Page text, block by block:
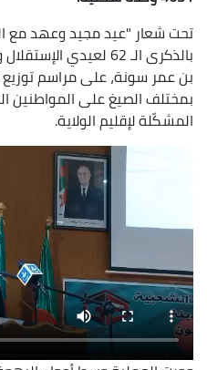
تحت شعار "عيد مجيد وعهد مع
بالذكرى الـ 62 لعيدي
بن عمر سونة، على مراسم توزيع
بمختلف الصيغ على المواطنين
المشكّلة لإقليم الولاية.